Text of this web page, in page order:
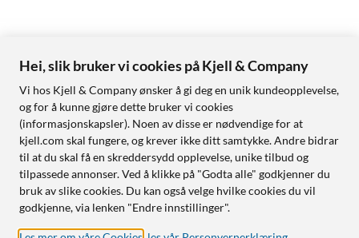
Hei, slik bruker vi cookies på Kjell & Company
Vi hos Kjell & Company ønsker å gi deg en unik kundeopplevelse,
og for å kunne gjøre dette bruker vi cookies
(informasjonskapsler). Noen av disse er nødvendige for at
kjell.com skal fungere, og krever ikke ditt samtykke. Andre bidrar
til at du skal få en skreddersydd opplevelse, unike tilbud og
tilpassede annonser. Ved å klikke på "Godta alle" godkjenner du
bruk av slike cookies. Du kan også velge hvilke cookies du vil
godkjenne, via lenken "Endre innstillinger".